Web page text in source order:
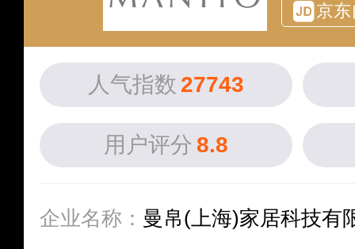
京
人气指数 27743
用户评分 8.8
企业名称： 曼帛(上海)家居科技有